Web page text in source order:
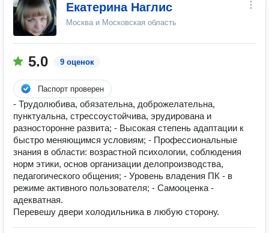
Екатерина Наглис
Москва и Московская область
5.0 9 оценок
Паспорт проверен
- Трудолюбива, обязательна, доброжелательна,
пунктуальна, стрессоустойчива, эрудирована и
разносторонне развита; - Высокая степень адаптации к
быстро меняющимся условиям; - Профессиональные
знания в области: возрастной психологии, соблюдения
норм этики, основ организации делопроизводства,
педагогического общения; - Уровень владения ПК - в
режиме активного пользователя; - Самооценка -
адекватная.
Перевешу двери холодильника в любую сторону.